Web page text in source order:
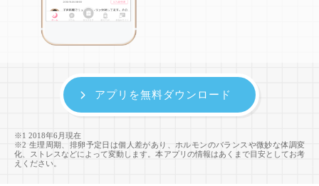
※1 2018年6月現在
※2 生理周期、排卵予定日は個人差があり、ホルモンのバランスや微妙な体調変
化、ストレスなどによって変動します。本アプリの情報はあくまで目安としてお考
えください。
アプリを無料ダウンロード